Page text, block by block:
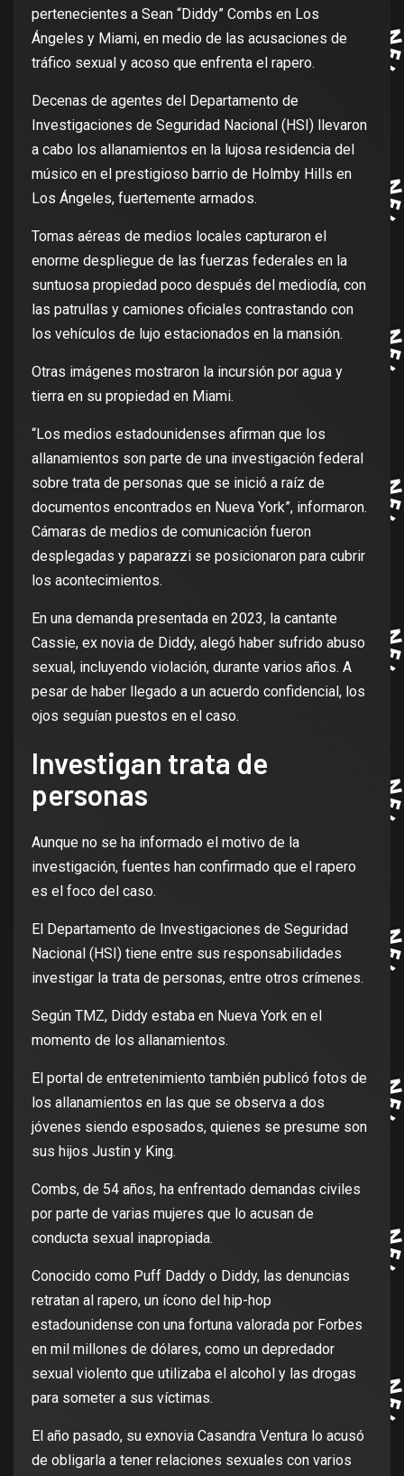
pertenecientes a Sean “Diddy” Combs en Los
Ángeles y Miami, en medio de las acusaciones de
tráfico sexual y acoso que enfrenta el rapero.
Decenas de agentes del Departamento de
Investigaciones de Seguridad Nacional (HSI) llevaron
a cabo los allanamientos en la lujosa residencia del
músico en el prestigioso barrio de Holmby Hills en
Los Ángeles, fuertemente armados.
Tomas aéreas de medios locales capturaron el
enorme despliegue de las fuerzas federales en la
suntuosa propiedad poco después del mediodía, con
las patrullas y camiones oficiales contrastando con
los vehículos de lujo estacionados en la mansión.
Otras imágenes mostraron la incursión por agua y
tierra en su propiedad en Miami.
“Los medios estadounidenses afirman que los
allanamientos son parte de una investigación federal
sobre trata de personas que se inició a raíz de
documentos encontrados en Nueva York”, informaron.
Cámaras de medios de comunicación fueron
desplegadas y paparazzi se posicionaron para cubrir
los acontecimientos.
En una demanda presentada en 2023, la cantante
Cassie, ex novia de Diddy, alegó haber sufrido abuso
sexual, incluyendo violación, durante varios años. A
pesar de haber llegado a un acuerdo confidencial, los
ojos seguían puestos en el caso.
Investigan trata de
personas
Aunque no se ha informado el motivo de la
investigación, fuentes han confirmado que el rapero
es el foco del caso.
El Departamento de Investigaciones de Seguridad
Nacional (HSI) tiene entre sus responsabilidades
investigar la trata de personas, entre otros crímenes.
Según TMZ, Diddy estaba en Nueva York en el
momento de los allanamientos.
El portal de entretenimiento también publicó fotos de
los allanamientos en las que se observa a dos
jóvenes siendo esposados, quienes se presume son
sus hijos Justin y King.
Combs, de 54 años, ha enfrentado demandas civiles
por parte de varias mujeres que lo acusan de
conducta sexual inapropiada.
Conocido como Puff Daddy o Diddy, las denuncias
retratan al rapero, un ícono del hip-hop
estadounidense con una fortuna valorada por Forbes
en mil millones de dólares, como un depredador
sexual violento que utilizaba el alcohol y las drogas
para someter a sus víctimas.
El año pasado, su exnovia Casandra Ventura lo acusó
de obligarla a tener relaciones sexuales con varios